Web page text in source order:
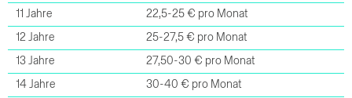
11 Jahre 22,5-25 € pro Monat
12 Jahre 25-27,5 € pro Monat
13 Jahre 27,50-30 € pro Monat
14 Jahre 30-40 € pro Monat